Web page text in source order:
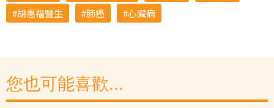
胡惠福醫生
肺癌 心臟病
您也可能喜歡...